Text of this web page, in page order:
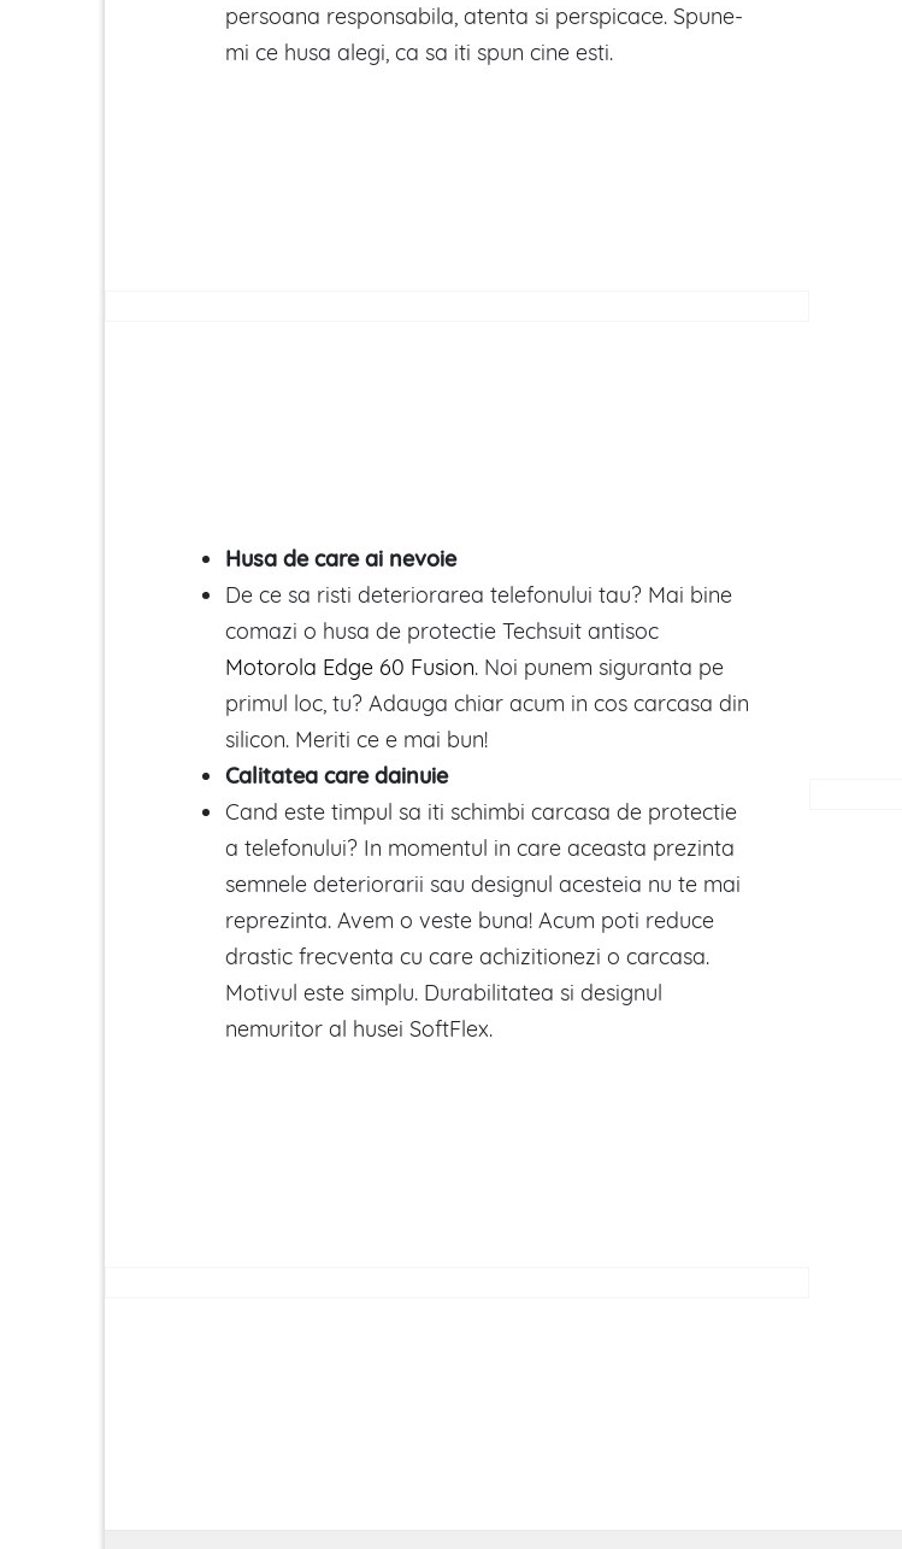
persoana responsabila, atenta si perspicace. Spune-
mi ce husa alegi, ca sa iti spun cine esti.
Husa de care ai nevoie
De ce sa risti deteriorarea telefonului tau? Mai bine
comazi o husa de protectie Techsuit antisoc
Motorola Edge 60 Fusion. Noi punem siguranta pe
primul loc, tu? Adauga chiar acum in cos carcasa din
silicon. Meriti ce e mai bun!
Calitatea care dainuie
Cand este timpul sa iti schimbi carcasa de protectie
a telefonului? In momentul in care aceasta prezinta
semnele deteriorarii sau designul acesteia nu te mai
reprezinta. Avem o veste buna! Acum poti reduce
drastic frecventa cu care achizitionezi o carcasa.
Motivul este simplu. Durabilitatea si designul
nemuritor al husei SoftFlex.